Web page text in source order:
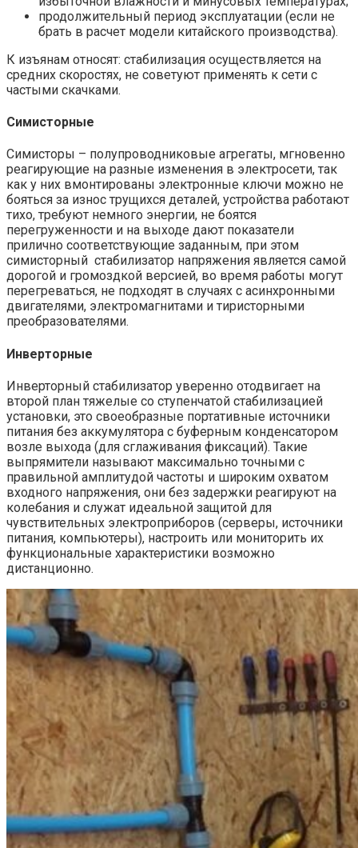
продолжительный период эксплуатации (если не
брать в расчет модели китайского производства).
К изъянам относят: стабилизация осуществляется на
средних скоростях, не советуют применять к сети с
частыми скачками.
Симисторные
Симисторы – полупроводниковые агрегаты, мгновенно
реагирующие на разные изменения в электросети, так
как у них вмонтированы электронные ключи можно не
бояться за износ трущихся деталей, устройства работают
тихо, требуют немного энергии, не боятся
перегруженности и на выходе дают показатели
прилично соответствующие заданным, при этом
симисторный стабилизатор напряжения является самой
дорогой и громоздкой версией, во время работы могут
перегреваться, не подходят в случаях с асинхронными
двигателями, электромагнитами и тиристорными
преобразователями.
Инверторные
Инверторный стабилизатор уверенно отодвигает на
второй план тяжелые со ступенчатой стабилизацией
установки, это своеобразные портативные источники
питания без аккумулятора с буферным конденсатором
возле выхода (для сглаживания фиксаций). Такие
выпрямители называют максимально точными с
правильной амплитудой частоты и широким охватом
входного напряжения, они без задержки реагируют на
колебания и служат идеальной защитой для
чувствительных электроприборов (серверы, источники
питания, компьютеры), настроить или мониторить их
функциональные характеристики возможно
дистанционно.